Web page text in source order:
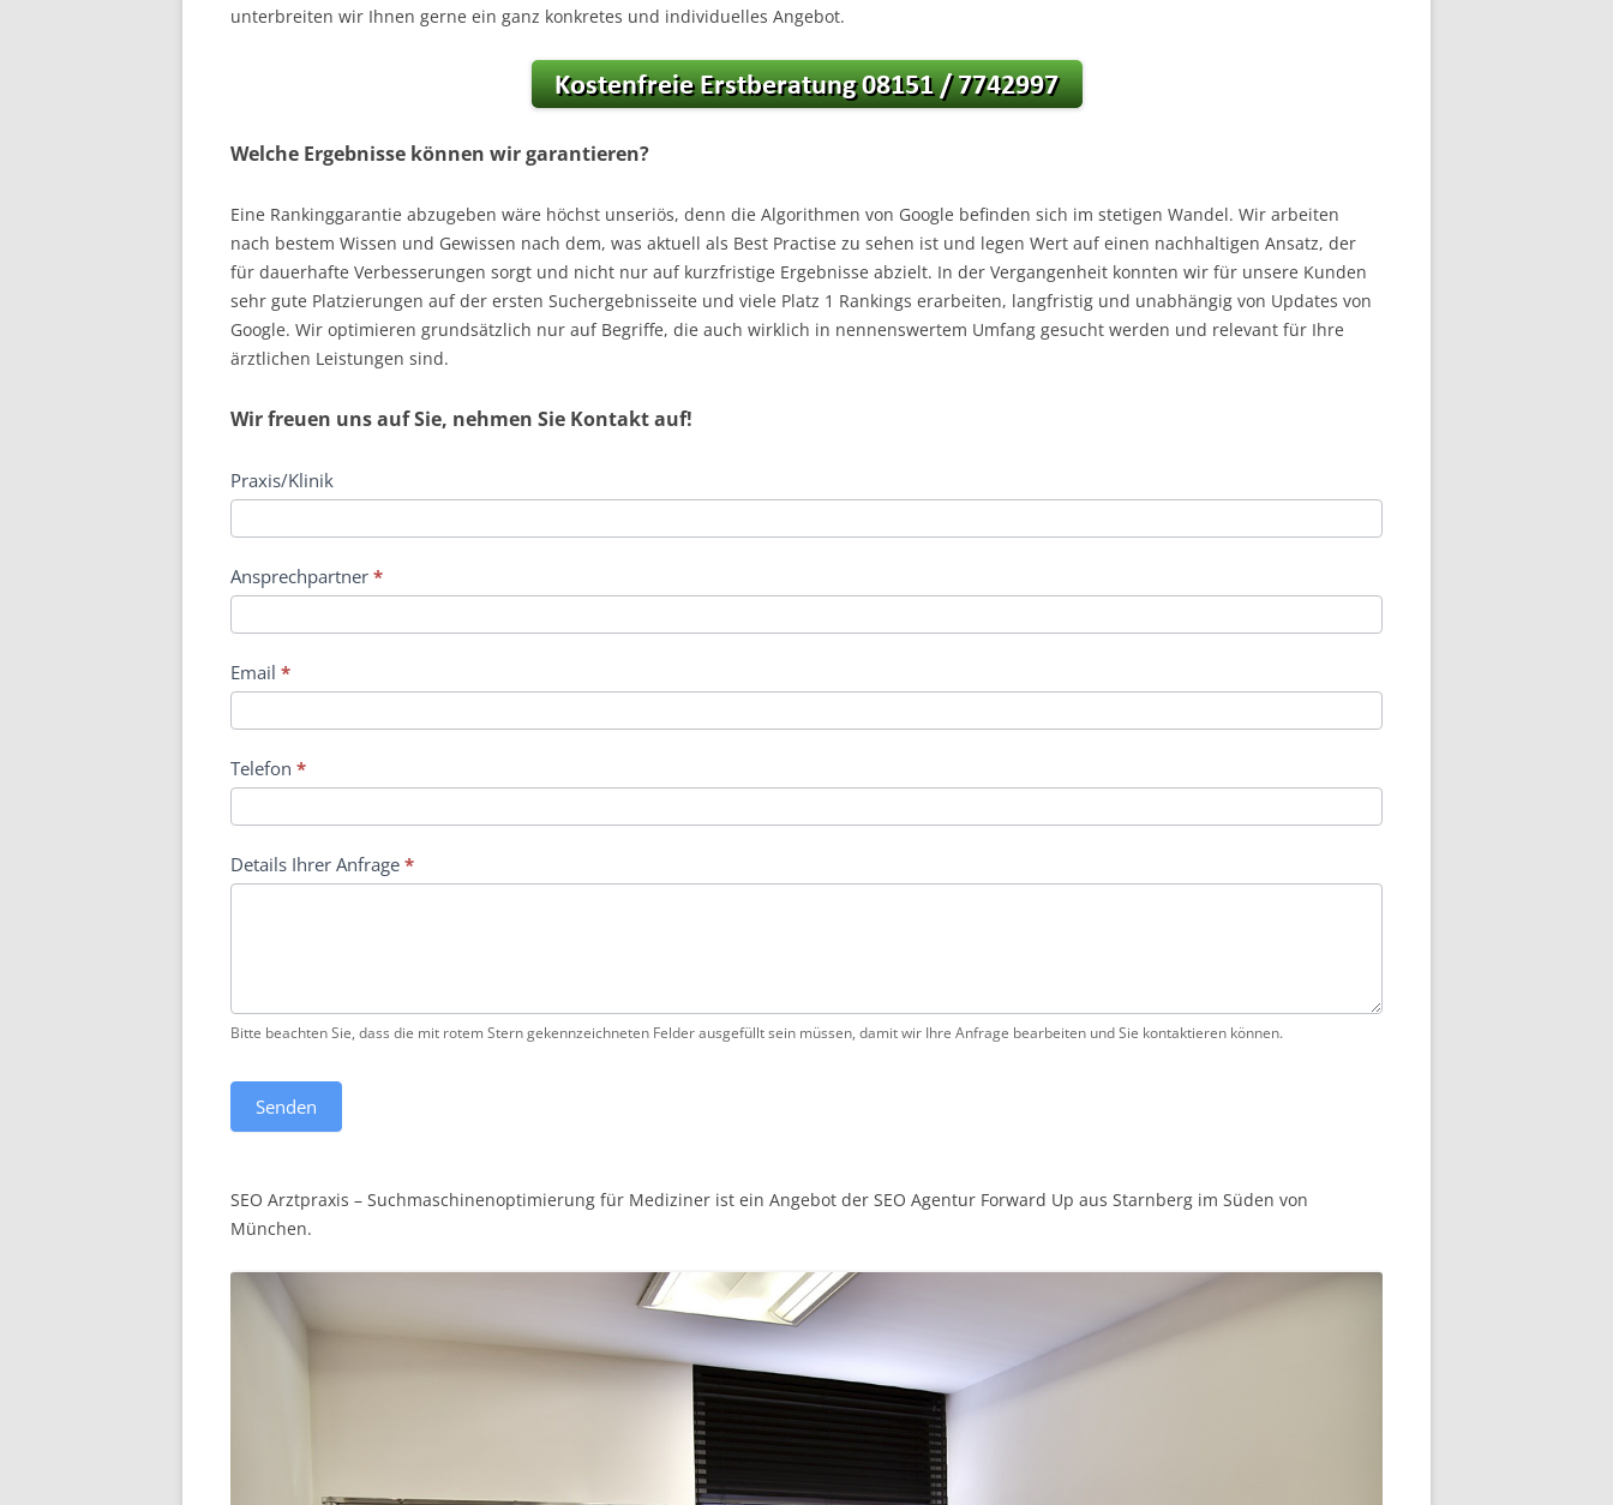
unterbreiten wir Ihnen gerne ein ganz konkretes und individuelles Angebot.
Welche Ergebnisse können wir garantieren?
Eine Rankinggarantie abzugeben wäre höchst unseriös, denn die Algorithmen von Google befinden sich im stetigen Wandel. Wir arbeiten
nach bestem Wissen und Gewissen nach dem, was aktuell als Best Practise zu sehen ist und legen Wert auf einen nachhaltigen Ansatz, der
für dauerhafte Verbesserungen sorgt und nicht nur auf kurzfristige Ergebnisse abzielt. In der Vergangenheit konnten wir für unsere Kunden
sehr gute Platzierungen auf der ersten Suchergebnisseite und viele Platz 1 Rankings erarbeiten, langfristig und unabhängig von Updates von
Google. Wir optimieren grundsätzlich nur auf Begriffe, die auch wirklich in nennenswertem Umfang gesucht werden und relevant für Ihre
ärztlichen Leistungen sind.
Wir freuen uns auf Sie, nehmen Sie Kontakt auf!
Kontaktformular
Praxis/Klinik
Ansprechpartner *
Email *
Telefon *
Details Ihrer Anfrage *
Bitte beachten Sie, dass die mit rotem Stern gekennzeichneten Felder ausgefüllt sein müssen, damit wir Ihre Anfrage bearbeiten und Sie kontaktieren können.
Senden
SEO Arztpraxis – Suchmaschinenoptimierung für Mediziner ist ein Angebot der SEO Agentur Forward Up aus Starnberg im Süden von
München.